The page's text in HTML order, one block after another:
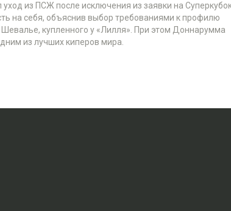
из ПСЖ после исключения из заявки на
на себя, объяснив выбор требованиями к профилю
Шевалье, купленного у «Лилля». При этом Доннарумма
из лучших киперов мира.